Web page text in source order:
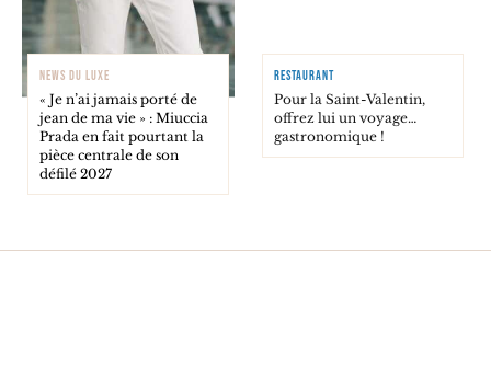
NEWS DU LUXE
« Je n’ai jamais porté de
jean de ma vie » : Miuccia
Prada en fait pourtant la
pièce centrale de son
défilé 2027
RESTAURANT
Pour la Saint-Valentin,
offrez lui un voyage…
gastronomique !